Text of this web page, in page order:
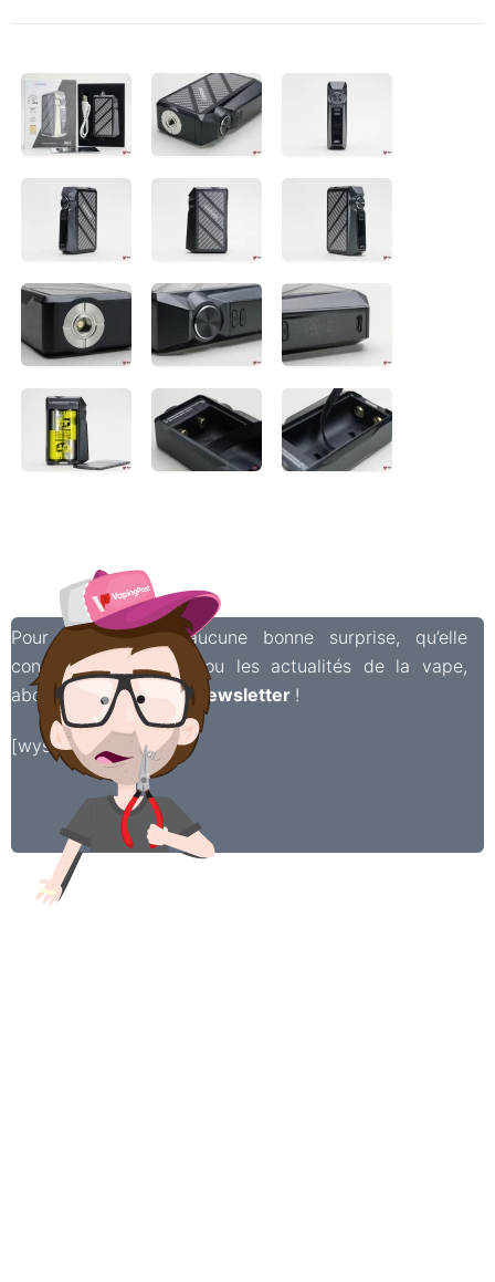
Pour ne manquer aucune bonne surprise, qu’elle
concerne le matériel ou les actualités de la vape,
abonnez-vous à notrenewsletter !
[wysija_form id=”2″]